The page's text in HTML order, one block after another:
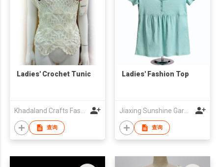
Ladies' Crochet Tunic
查询
Ladies' Fashion Top
Jiaxing Sunshine Garment Co., Ltd.
查询